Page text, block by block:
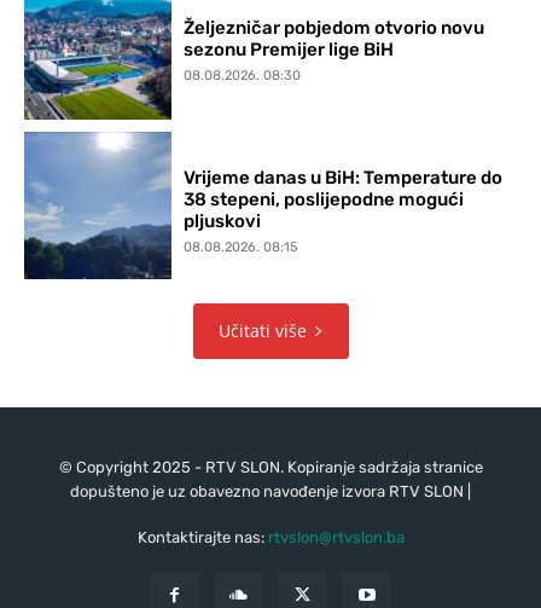
Željezničar pobjedom otvorio novu
sezonu Premijer lige BiH
08.08.2026. 08:30
Vrijeme danas u BiH: Temperature do
38 stepeni, poslijepodne mogući
pljuskovi
08.08.2026. 08:15
Učitati više
© Copyright 2025 - RTV SLON. Kopiranje sadržaja stranice
dopušteno je uz obavezno navođenje izvora RTV SLON |
Kontaktirajte nas: rtvslon@rtvslon.ba